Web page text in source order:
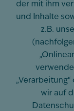
der mit ihm
und Inhalte
z.B.
wir auf